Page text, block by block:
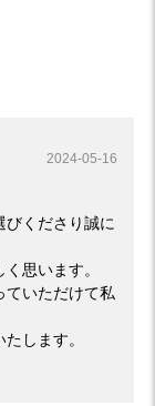
2024-05-16
びくださり誠に
思います。
ていただけて私
します。